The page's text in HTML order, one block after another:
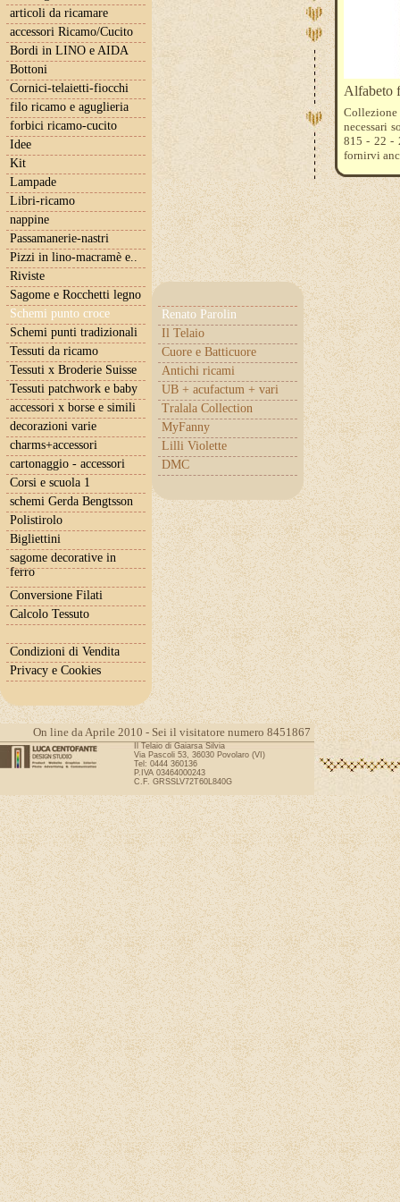
articoli da ricamare
accessori Ricamo/Cucito
Bordi in LINO e AIDA
Bottoni
Cornici-telaietti-fiocchi
filo ricamo e aguglieria
forbici ricamo-cucito
Idee
Kit
Lampade
Libri-ricamo
nappine
Passamanerie-nastri
Pizzi in lino-macramè e..
Riviste
Sagome e Rocchetti legno
Schemi punto croce
Renato Parolin
Il Telaio
Cuore e Batticuore
Antichi ricami
UB + acufactum + vari
Tralala Collection
MyFanny
Lilli Violette
DMC
Schemi punti tradizionali
Tessuti da ricamo
Tessuti x Broderie Suisse
Tessuti patchwork e baby
accessori x borse e simili
decorazioni varie
charms+accessori
cartonaggio - accessori
Corsi e scuola 1
schemi Gerda Bengtsson
Polistirolo
Bigliettini
sagome decorative in
ferro
Conversione Filati
Calcolo Tessuto
Condizioni di Vendita
Privacy e Cookies
Alfabeto
necessari
815 - 22 -
fornirvi
On line da Aprile 2010 - Sei il visitatore numero 8451867
Il Telaio di Gaiarsa Silvia
Via Pascoli 53, 36030 Povolaro (VI)
Tel: 0444 360136
P.IVA 03464000243
C.F. GRSSLV72T60L840G